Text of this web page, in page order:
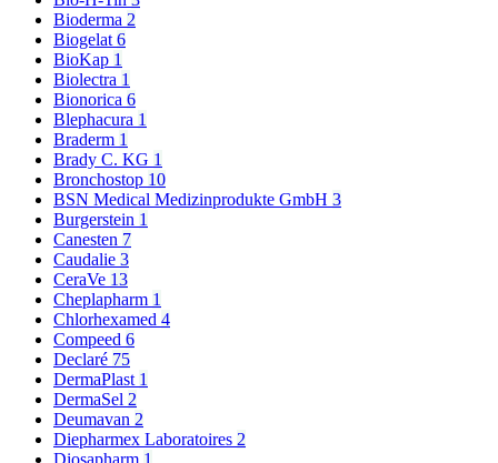
Bioderma 2
Biogelat 6
BioKap 1
Biolectra 1
Bionorica 6
Blephacura 1
Braderm 1
Brady C. KG 1
Bronchostop 10
BSN Medical Medizinprodukte GmbH 3
Burgerstein 1
Canesten 7
Caudalie 3
CeraVe 13
Cheplapharm 1
Chlorhexamed 4
Compeed 6
Declaré 75
DermaPlast 1
DermaSel 2
Deumavan 2
Diepharmex Laboratoires 2
Diosapharm 1